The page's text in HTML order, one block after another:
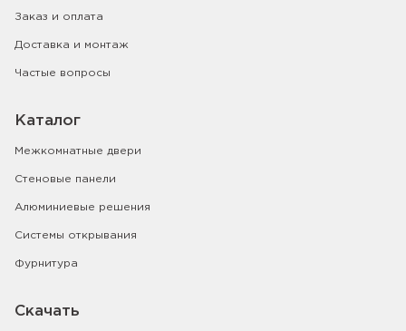
Заказ и оплата
Доставка и монтаж
Частые вопросы
Каталог
Межкомнатные двери
Стеновые панели
Алюминиевые решения
Системы открывания
Фурнитура
Скачать